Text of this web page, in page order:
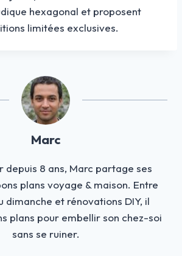
hexagonal et proposent
limitées exclusives.
Marc
8 ans, Marc partage ses
plans voyage & maison. Entre
dimanche et rénovations DIY, il
plans pour embellir son chez-soi
sans se ruiner.